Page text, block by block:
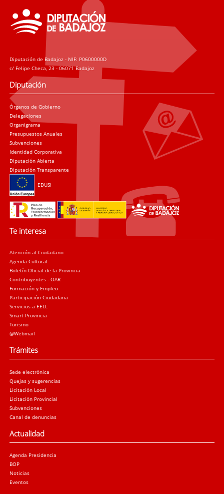
Diputación de Badajoz - NIF: P0600000D
c/ Felipe Checa, 23 - 06071 Badajoz
Diputación
Órganos de Gobierno
Delegaciones
Organigrama
Presupuestos Anuales
Subvenciones
Identidad Corporativa
Diputación Abierta
Diputación Transparente
EDUSI
Te interesa
Atención al Ciudadano
Agenda Cultural
Boletín Oficial de la Provincia
Contribuyentes - OAR
Formación y Empleo
Participación Ciudadana
Servicios a EELL
Smart Provincia
Turismo
@Webmail
Trámites
Sede electrónica
Quejas y sugerencias
Licitación Local
Licitación Provincial
Subvenciones
Canal de denuncias
Actualidad
Agenda Presidencia
BOP
Noticias
Eventos